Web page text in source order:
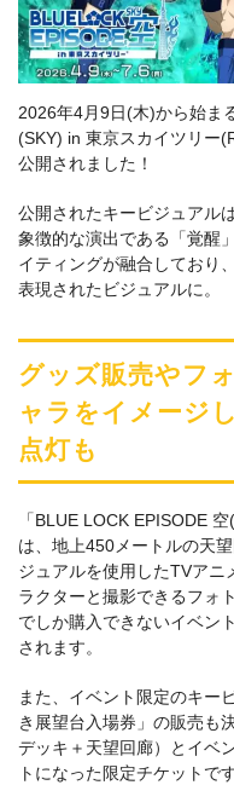
2026年4月9日(木)から始ま
(SKY) in 東京スカイツリー
公開されました！
公開されたキービジュアル
象徴的な演出である「覚醒
イティングが融合しており
表現されたビジュアルに。
グッズ販売やフ
ャラをイメージ
点灯も
「BLUE LOCK EPISODE
は、地上450メートルの天
ジュアルを使用したTVアニ
ラクターと撮影できるフォ
でしか購入できないイベン
されます。
また、イベント限定のキー
き展望台入場券」の販売も
デッキ＋天望回廊）とイベ
トになった限定チケットです